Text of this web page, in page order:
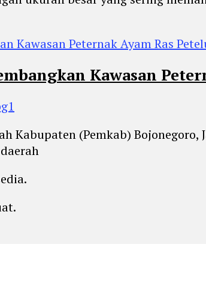
Kawasan
Kabupaten (Pemkab)